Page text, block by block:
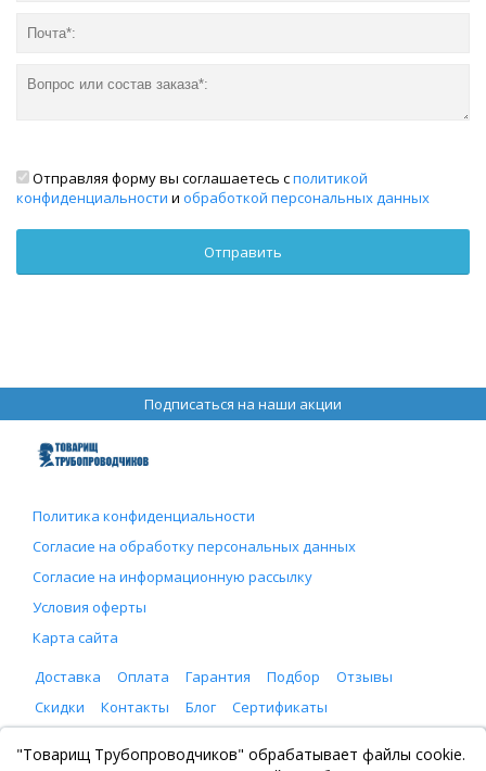
Отправляя форму вы соглашаетесь сполитикой
конфиденциальности и обработкой персональных данных
Подписаться на наши акции
Политика конфиденциальности
Согласие на обработку персональных данных
Согласие на информационную рассылку
Условия оферты
Карта сайта
Доставка
Оплата Гарантия Подбор
Отзывы
Скидки
Контакты Блог Сертификаты
ООО "Товарищ Трубопроводчиков"
"Товарищ Трубопроводчиков" обрабатывает файлы cookie.